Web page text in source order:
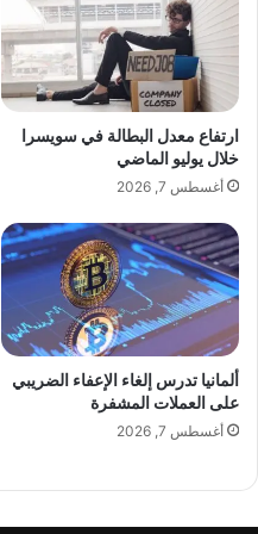
شارك هذا الموضوع:
■ مصدر الخبر الأصلي
نشر لأول مرة على: yalebnan.org
تاريخ النشر: 2026-01-06 12:12:00
الكاتب: ahmadsh
1
.
»
ق
ي
د
ل
ت
ط
و
ي
ر
ز
ل
ا
ف
ي
ح
ا
ل
س
ر
ا
ي
ارتفاع معدل البطالة في سويسرا
خلال يوليو الماضي
أغسطس 7, 2026
ألمانيا تدرس إلغاء الإعفاء الضريبي
على العملات المشفرة
أغسطس 7, 2026